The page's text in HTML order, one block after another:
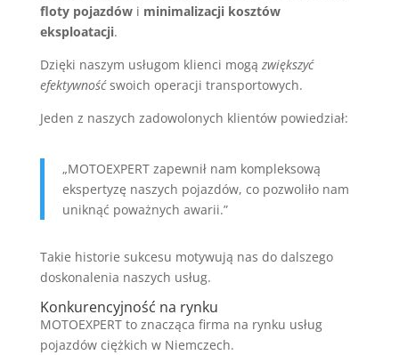
floty pojazdówi minimalizacji kosztów
eksploatacji.
Dzięki naszym usługom klienci mogą zwiększyć
efektywnośćswoich operacji transportowych.
Jeden z naszych zadowolonych klientów powiedział:
„MOTOEXPERT zapewnił nam kompleksową
ekspertyzę naszych pojazdów, co pozwoliło nam
uniknąć poważnych awarii.”
Takie historie sukcesu motywują nas do dalszego
doskonalenia naszych usług.
Konkurencyjność na rynku
MOTOEXPERT to znacząca firma na rynku usług
pojazdów ciężkich w Niemczech.